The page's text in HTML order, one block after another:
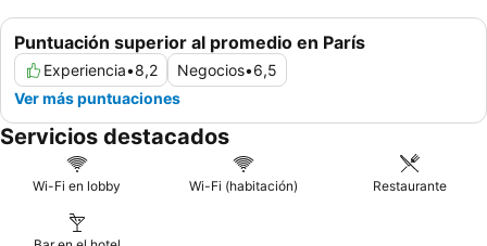
Puntuación superior al promedio en París
Experiencia•8,2 Negocios•6,5
Ver más puntuaciones
Servicios destacados
Wi-Fi en lobby Wi-Fi (habitación) Restaurante